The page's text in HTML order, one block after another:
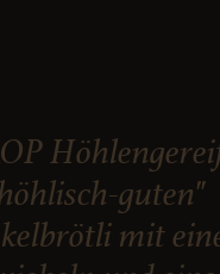
guten"
mit